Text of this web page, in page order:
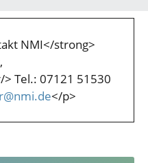
NMI</strong>
Tel.: 07121 51530
</p>